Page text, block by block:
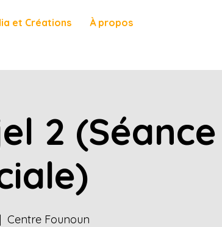
et Créations À propos
2 (Séance
Centre Founoun